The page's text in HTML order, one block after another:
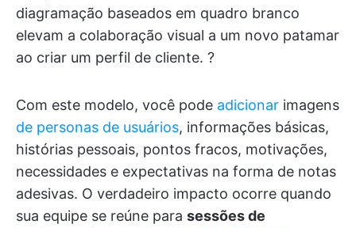
diagramação baseados em quadro branco
elevam a colaboração visual a um novo patamar
ao criar um perfil de cliente. ?
Com este modelo, você pode adicionar imagens
de personas de usuários, informações básicas,
histórias pessoais, pontos fracos, motivações,
necessidades e expectativas na forma de notas
adesivas. O verdadeiro impacto ocorre quando
sua equipe se reúne para sessões de